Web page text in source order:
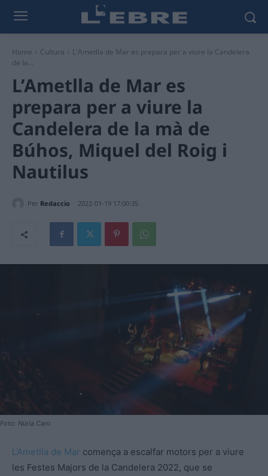
Home Cultura
L'Ametlla de Mar es prepara per a viure la Candelera
de la...
L’Ametlla de Mar es
prepara per a viure la
Candelera de la mà de
Búhos, Miquel del Roig i
Nautilus
Per Redaccio 2022-01-19 17:00:35
Foto: Núria Caro
L’Ametlla de Mar comença a escalfar motors per a viure
les Festes Majors de la Candelera 2022, que se